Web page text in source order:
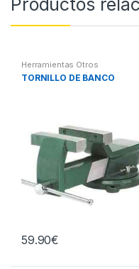
Productos
Herramientas Otros
TORNILLO DE BANCO
59.90€